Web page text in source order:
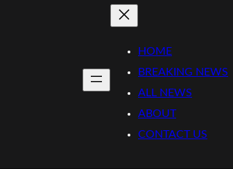
HOME
BREAKING NEWS
ALL NEWS
ABOUT
CONTACT US